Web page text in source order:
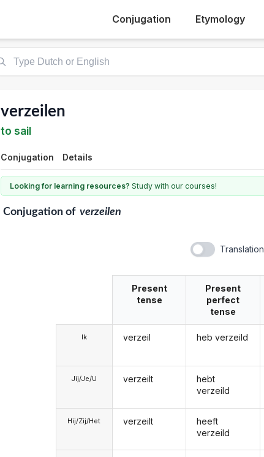
Conjugation Etymology
verzeilen
to sail
Conjugation Details
Looking for learning resources? Study with our courses!
Conjugationof verzeilen
Translation
Ik
Jij/Je/U
Hij/Zij/Het
Present
tense
verzeil
verzeilt
verzeilt
Present
perfect
tense
heb verzeild
hebt
verzeild
heeft
verzeild